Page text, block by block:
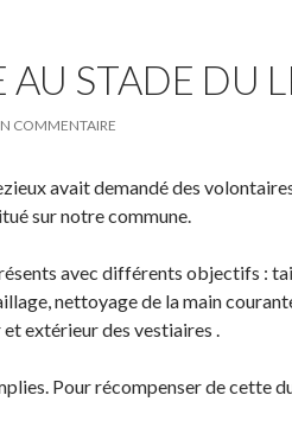
STADE DU
COMMENTAIRE
avait demandé des
sur notre commune.
avec différents objectifs :
nettoyage de la main
extérieur des vestiaires .
Pour récompenser de cette